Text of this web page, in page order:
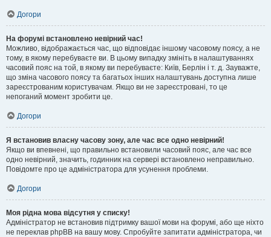
Догори
На форумі встановлено невірний час!
Можливо, відображається час, що відповідає іншому часовому поясу, а не
тому, в якому перебуваєте ви. В цьому випадку змініть в налаштуваннях
часовий пояс на той, в якому ви перебуваєте: Київ, Берлін і т. д. Зауважте,
що зміна часового поясу та багатьох інших налаштувань доступна лише
зареєстрованим користувачам. Якщо ви не зареєстровані, то це
непоганий момент зробити це.
Догори
Я встановив власну часову зону, але час все одно невірний!
Якщо ви впевнені, що правильно встановили часовий пояс, але час все
одно невірний, значить, годинник на сервері встановлено неправильно.
Повідомте про це адміністратора для усунення проблеми.
Догори
Моя рідна мова відсутня у списку!
Адміністратор не встановив підтримку вашої мови на форумі, або ще ніхто
не переклав phpBB на вашу мову. Спробуйте запитати адміністратора, чи